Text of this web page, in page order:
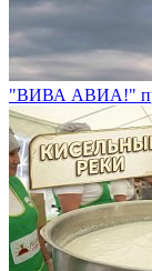
"ВИВА АВИА!"